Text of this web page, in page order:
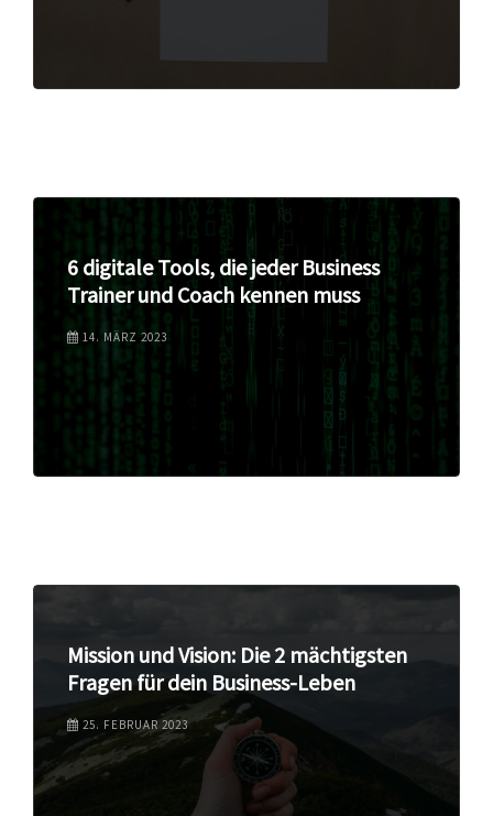
6 digitale Tools, die jeder Business
Trainer und Coach kennen muss
14. MÄRZ 2023
Mission und Vision: Die 2 mächtigsten
Fragen für dein Business-Leben
25. FEBRUAR 2023